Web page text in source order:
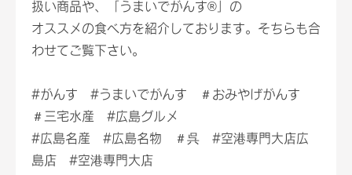
扱い商品や、「うまいでがんす®」の
オススメの食べ方を紹介しております。そちらも合
わせてご覧下さい。
#がんす #うまいでがんす ＃おみやげがんす
＃三宅水産 #広島グルメ
#広島名産 #広島名物 ＃呉 #空港専門大店広
島店 #空港専門大店